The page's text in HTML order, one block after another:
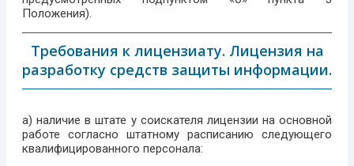
Положения).
Требования к лицензиату. Лицензия на
разработку средств защиты информации.
а) наличие в штате у соискателя лицензии на основной
работе согласно штатному расписанию следующего
квалифицированного персонала: